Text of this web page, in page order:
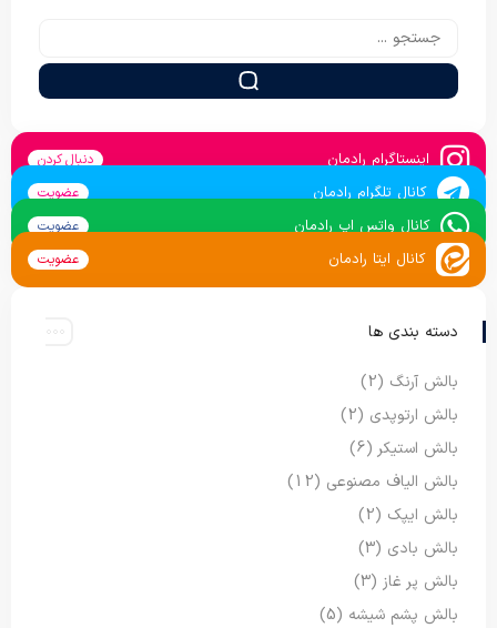
اینستاگرام رادمان دنبال کردن
کانال تلگرام رادمان عضویت
کانال واتس اپ رادمان عضویت
کانال ایتا رادمان عضویت
دسته بندی ها
بالش آرنگ (2)
بالش ارتوپدی (2)
بالش استیکر (6)
بالش الیاف مصنوعی (12)
بالش ایپک (2)
بالش بادی (3)
بالش پر غاز (3)
بالش پشم شیشه (5)